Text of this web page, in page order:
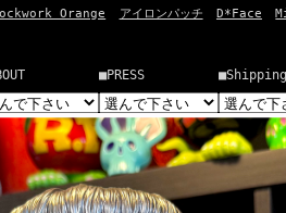
Orange アイロンパッチ D*Face
■PRESS